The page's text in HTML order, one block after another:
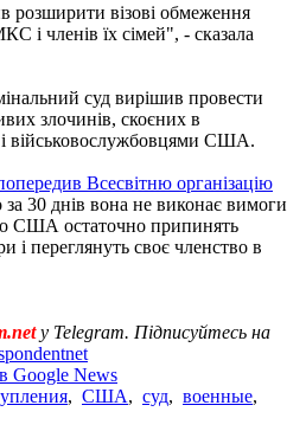
розширити візові обмеження
і членів їх сімей", - сказала
суд вирішив провести
злочинів, скоєних в
і військовослужбовцями США.
Всесвітню організацію
30 днів вона не виконає вимоги
США остаточно припинять
і переглянуть своє членство в
у Telegram. Підписуйтесь на
Google News
, США, суд, военные,